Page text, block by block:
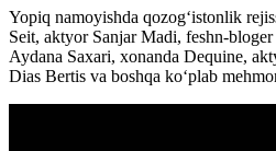
Yopiq namoyishda qozog‘istonlik
Seit, aktyor Sanjar Madi, feshn-bloger
Aydana Saxari, xonanda Dequine,
Dias Bertis va boshqa ko‘plab